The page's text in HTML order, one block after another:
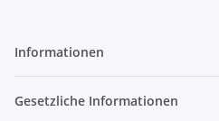
Informationen
Gesetzliche Informationen